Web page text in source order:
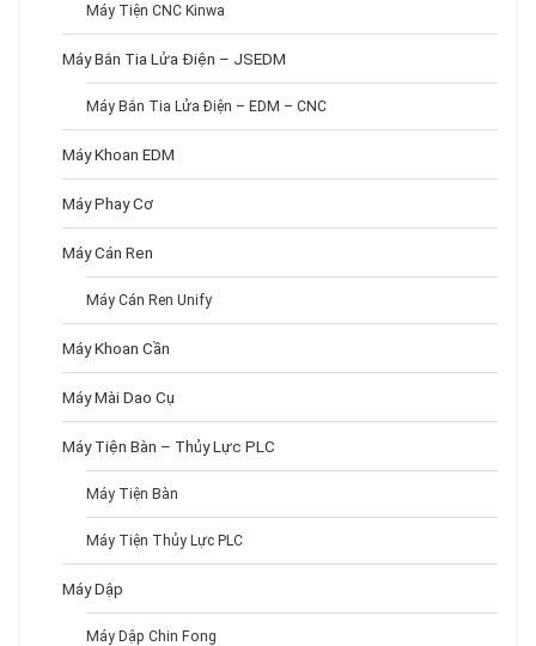
Máy Tiện CNC Kinwa
Máy Bắn Tia Lửa Điện – JSEDM
Máy Bắn Tia Lửa Điện – EDM – CNC
Máy Khoan EDM
Máy Phay Cơ
Máy Cán Ren
Máy Cán Ren Unify
Máy Khoan Cần
Máy Mài Dao Cụ
Máy Tiện Bàn – Thủy Lực PLC
Máy Tiện Bàn
Máy Tiện Thủy Lực PLC
Máy Dập
Máy Dập Chin Fong